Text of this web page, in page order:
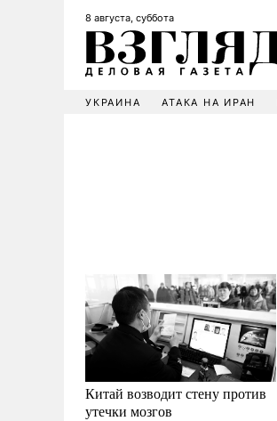
8 августа, суббота
УКРАИНА АТАКА НА ИРАН
Китай возводит стену против
утечки мозгов